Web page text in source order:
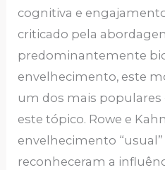
cognitiva e
criticado pela
predominantemente
envelhecimento, este
um dos mais populares
este tópico. Rowe e
envelhecimento “usual”
reconheceram a